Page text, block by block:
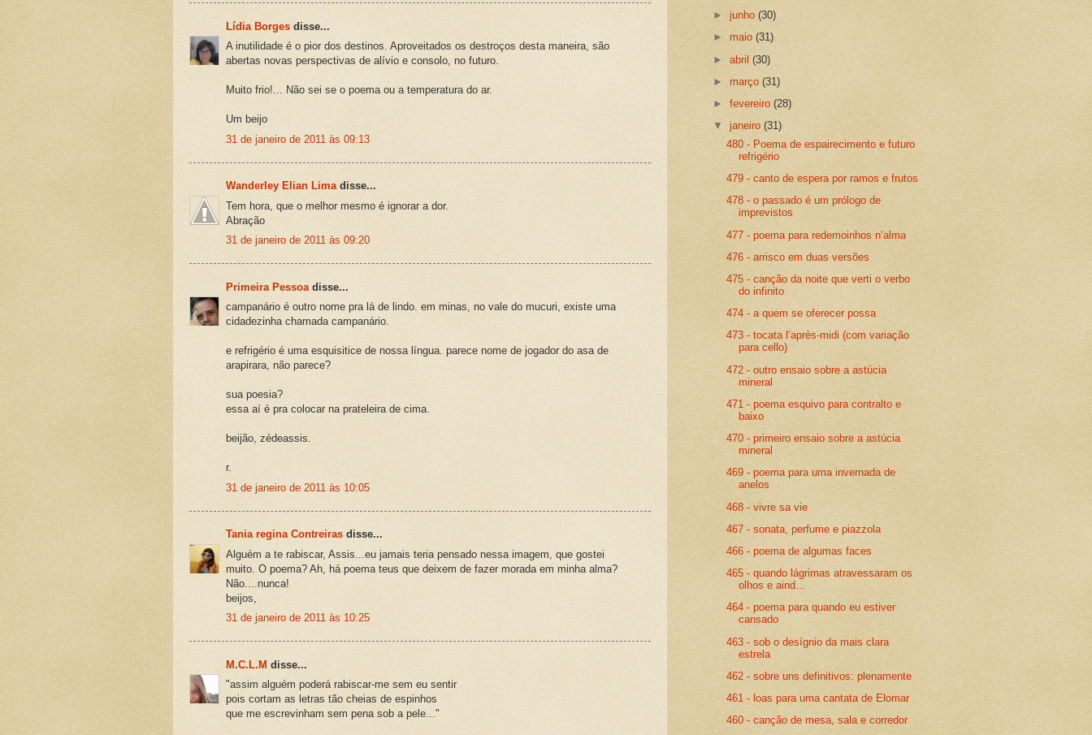
Lídia Borges disse...
A inutilidade é o pior dos destinos. Aproveitados os destroços desta maneira, são
abertas novas perspectivas de alívio e consolo, no futuro.
Muito frio!... Não sei se o poema ou a temperatura do ar.
Um beijo
31 de janeiro de 2011 às 09:13
Wanderley Elian Limadisse...
Tem hora, que o melhor mesmo é ignorar a dor.
Abração
31 de janeiro de 2011 às 09:20
Primeira Pessoa disse...
campanário é outro nome pra lá de lindo. em minas, no vale do mucuri, existe uma
cidadezinha chamada campanário.
e refrigério é uma esquisitice de nossa língua. parece nome de jogador do asa de
arapirara, não parece?
sua poesia?
essa aí é pra colocar na prateleira de cima.
beijão, zédeassis.
r.
31 de janeiro de 2011 às 10:05
Tania regina Contreiras disse...
Alguém a te rabiscar, Assis...eu jamais teria pensado nessa imagem, que gostei
muito. O poema? Ah, há poema teus que deixem de fazer morada em minha alma?
Não....nunca!
beijos,
31 de janeiro de 2011 às 10:25
M.C.L.M disse...
"assim alguém poderá rabiscar-me sem eu sentir
pois cortam as letras tão cheias de espinhos
que me escrevinham sem pena sob a pele..."
► junho(30)
►maio(31)
►abril(30)
►março(31)
►fevereiro(28)
▼janeiro(31)
480 - Poema de espairecimento e futuro
refrigério
479 - canto de espera por ramos e frutos
478 - o passado é um prólogo de
imprevistos
477 - poema para redemoinhos n’alma
476 - arrisco em duas versões
475 - canção da noite que verti o verbo
do infinito
474 - a quem se oferecer possa
473 - tocata l’après-midi (com variação
para cello)
472 - outro ensaio sobre a astúcia
mineral
471 - poema esquivo para contralto e
baixo
470 - primeiro ensaio sobre a astúcia
mineral
469 - poema para uma invernada de
anelos
468 - vivre sa vie
467 - sonata, perfume e piazzola
466 - poema de algumas faces
465 - quando lágrimas atravessaram os
olhos e aind...
464 - poema para quando eu estiver
cansado
463 - sob o desígnio da mais clara
estrela
462 - sobre uns definitivos: plenamente
461 - loas para uma cantata de Elomar
460 - canção de mesa, sala e corredor